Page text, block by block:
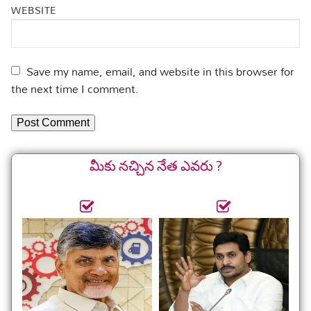
WEBSITE
Save my name, email, and website in this browser for
the next time I comment.
మీకు నచ్చిన నేత ఎవరు ?